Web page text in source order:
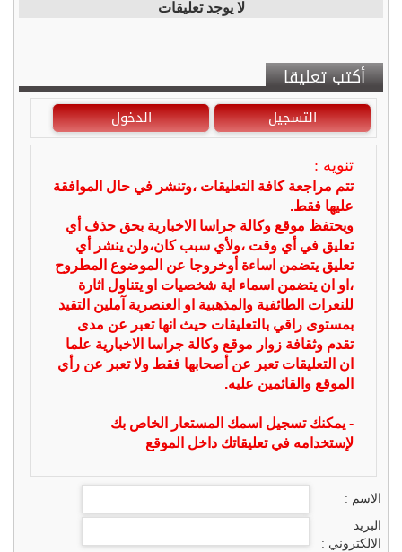
لا يوجد تعليقات
أكتب تعليقا
التسجيل الدخول
تنويه :
تتم مراجعة كافة التعليقات ،وتنشر في حال الموافقة
عليها فقط.
ويحتفظ موقع وكالة جراسا الاخبارية بحق حذف أي
تعليق في أي وقت ،ولأي سبب كان،ولن ينشر أي
تعليق يتضمن اساءة أوخروجا عن الموضوع المطروح
،او ان يتضمن اسماء اية شخصيات او يتناول اثارة
للنعرات الطائفية والمذهبية او العنصرية آملين التقيد
بمستوى راقي بالتعليقات حيث انها تعبر عن مدى
تقدم وثقافة زوار موقع وكالة جراسا الاخبارية علما
ان التعليقات تعبر عن أصحابها فقط ولا تعبر عن رأي
الموقع والقائمين عليه.
- يمكنك تسجيل اسمك المستعار الخاص بك
لإستخدامه في تعليقاتك داخل الموقع
الاسم :
البريد
الالكتروني :